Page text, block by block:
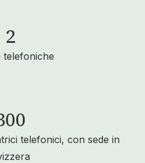
2
telefoniche
telefonici, con sede in